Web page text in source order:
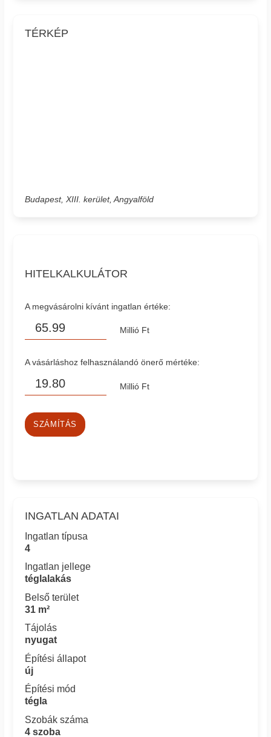
TÉRKÉP
Budapest, XIII. kerület, Angyalföld
HITELKALKULÁTOR
A megvásárolni kívánt ingatlan értéke:
Millió Ft
A vásárláshoz felhasználandó önerő mértéke:
Millió Ft
SZÁMÍTÁS
INGATLAN ADATAI
Ingatlan típusa
4
Ingatlan jellege
téglalakás
Belső terület
31 m²
Tájolás
nyugat
Építési állapot
új
Építési mód
tégla
Szobák száma
4 szoba